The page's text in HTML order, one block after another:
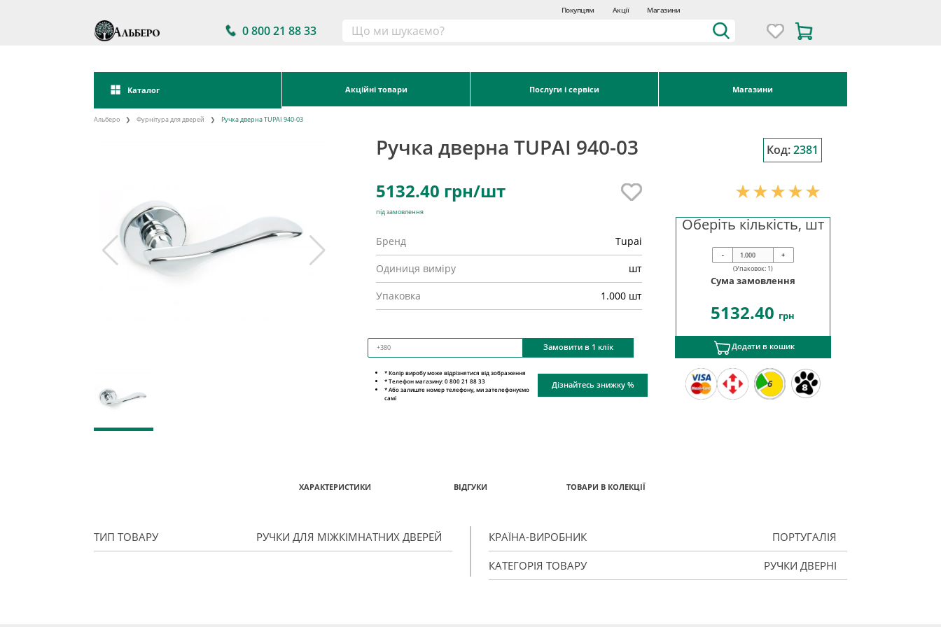
Покупцям Акції Магазини
0 800 21 88 33
Каталог Акційні товари Послуги і сервіси Магазини
Альберо Фурнітура для дверей Ручка дверна TUPAI 940-03
Ручка дверна TUPAI 940-03 Код: 2381
5132.40 грн/шт
під замовлення
Бренд Tupai
Одиниця виміру шт
Упаковка 1.000 шт
Замовити в 1 клік
Оберіть кількість, шт
-
+
(Упаковок: 1)
Сума замовлення
5132.40 грн
Додати в кошик
6
* Колір виробу може відрізнятися від зображення
* Телефон магазину: 0 800 21 88 33
* Або залиште номер телефону, ми зателефонуємо
самі
Дізнайтесь знижку %
ХАРАКТЕРИСТИКИ ВІДГУКИ ТОВАРИ В КОЛЕКЦІЇ
ТИП ТОВАРУ РУЧКИ ДЛЯ МІЖКІМНАТНИХ ДВЕРЕЙ КРАЇНА-ВИРОБНИК ПОРТУГАЛІЯ
КАТЕГОРІЯ ТОВАРУ РУЧКИ ДВЕРНІ